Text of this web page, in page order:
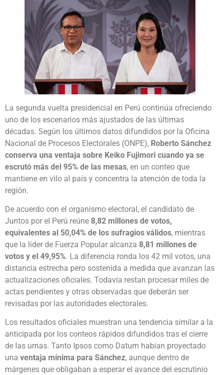
La segunda vuelta presidencial en Perú continúa ofreciendo
uno de los escenarios más ajustados de las últimas
décadas. Según los últimos datos difundidos por la Oficina
Nacional de Procesos Electorales (ONPE), Roberto Sánchez
conserva una ventaja sobre Keiko Fujimori cuando ya se
escrutó más del 95% de las mesas, en un conteo que
mantiene en vilo al país y concentra la atención de toda la
región.
De acuerdo con el organismo electoral, el candidato de
Juntos por el Perú reúne 8,82 millones de votos,
equivalentes al 50,04% de los sufragios válidos, mientras
que la líder de Fuerza Popular alcanza 8,81 millones de
votos y el 49,95%. La diferencia ronda los 42 mil votos, una
distancia estrecha pero sostenida a medida que avanzan las
actualizaciones oficiales. Todavía restan procesar miles de
actas pendientes y otras observadas que deberán ser
revisadas por las autoridades electorales.
Los resultados oficiales muestran una tendencia similar a la
anticipada por los conteos rápidos difundidos tras el cierre
de las urnas. Tanto Ipsos como Datum habían proyectado
una ventaja mínima para Sánchez, aunque dentro de
márgenes que obligaban a esperar el avance del escrutinio